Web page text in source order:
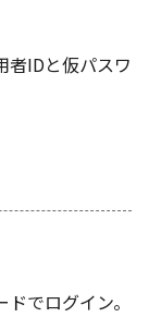
者IDと仮パスワ
でログイン。